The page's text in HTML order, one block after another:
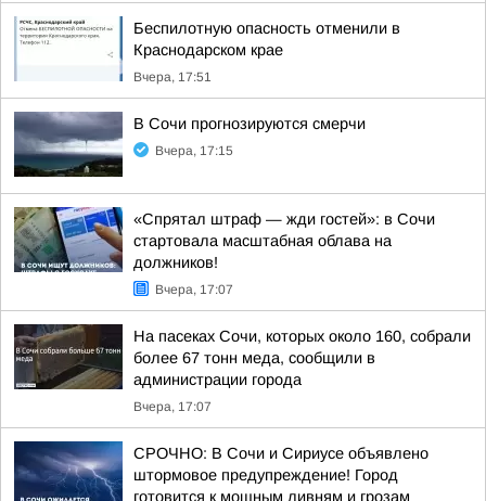
Беспилотную опасность отменили в
Краснодарском крае
Вчера, 17:51
В Сочи прогнозируются смерчи
Вчера, 17:15
«Спрятал штраф — жди гостей»: в Сочи
стартовала масштабная облава на
должников!
Вчера, 17:07
На пасеках Сочи, которых около 160, собрали
более 67 тонн меда, сообщили в
администрации города
Вчера, 17:07
СРОЧНО: В Сочи и Сириусе объявлено
штормовое предупреждение! Город
готовится к мощным ливням и грозам